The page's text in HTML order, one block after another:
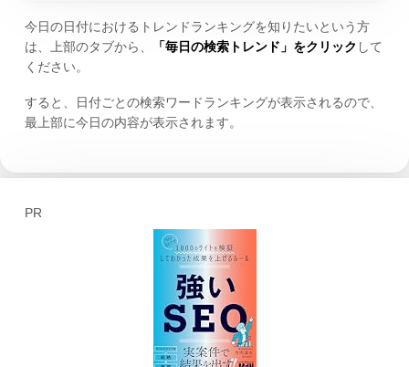
今日の日付におけるトレンドランキングを知りたいという方
は、上部のタブから、
「毎日の検索トレンド」をクリック して
ください。
すると、日付ごとの検索ワードランキングが表示されるので、
最上部に今日の内容が表示されます。
PR